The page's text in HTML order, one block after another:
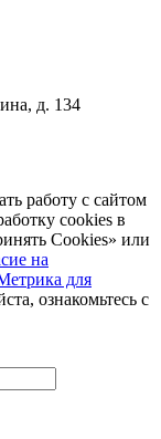
д. 134
работу с сайтом
сookies в
Cookies» или
на
для
ознакомьтесь с